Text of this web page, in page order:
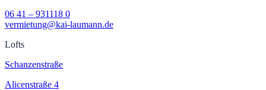
06 41 – 931118 0
vermietung@kai-laumann.de
Lofts
Schanzenstraße
Alicenstraße 4